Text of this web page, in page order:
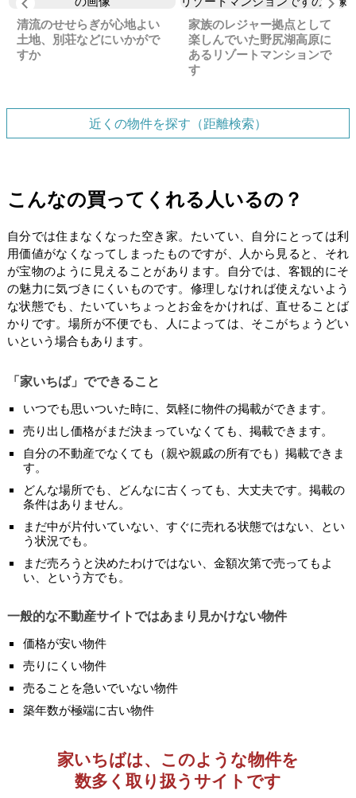
清流のせせらぎが心地よい
土地、別荘などにいかがで
すか
家族のレジャー拠点として
楽しんでいた野尻湖高原に
あるリゾートマンションで
す
近くの物件を探す（距離検索）
こんなの買ってくれる人いるの？
自分では住まなくなった空き家。たいてい、自分にとっては利
用価値がなくなってしまったものですが、人から見ると、それ
が宝物のように見えることがあります。自分では、客観的にそ
の魅力に気づきにくいものです。修理しなければ使えないよう
な状態でも、たいていちょっとお金をかければ、直せることば
かりです。場所が不便でも、人によっては、そこがちょうどい
いという場合もあります。
「家いちば」でできること
いつでも思いついた時に、気軽に物件の掲載ができます。
売り出し価格がまだ決まっていなくても、掲載できます。
自分の不動産でなくても（親や親戚の所有でも）掲載できま
す。
どんな場所でも、どんなに古くっても、大丈夫です。掲載の
条件はありません。
まだ中が片付いていない、すぐに売れる状態ではない、とい
う状況でも。
まだ売ろうと決めたわけではない、金額次第で売ってもよ
い、という方でも。
一般的な不動産サイトではあまり見かけない物件
価格が安い物件
売りにくい物件
売ることを急いでいない物件
築年数が極端に古い物件
家いちばは、このような物件を
数多く取り扱うサイトです